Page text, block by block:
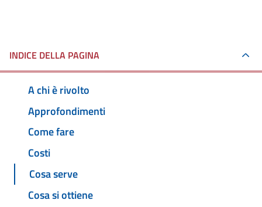
INDICE DELLA PAGINA
A chi è rivolto
Approfondimenti
Come fare
Costi
Cosa serve
Cosa si ottiene